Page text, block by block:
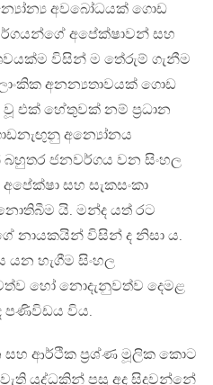
අවබෝධයක් ගොඩ
අපේක්ෂාවන් සහ
විසින් ම තේරුම් ගැනීම
අනන්‍යතාවයක් ගොඩ
එක් හේතුවක් නම් ප්‍රධාන
අන්‍යෝනය
ජනවර්ගය වන සිංහල
සහ සැකසංකා
යි. මන්ද යත් රට
නායකයින් විසින් ද නිසා ය.
යන හැගීම සිංහල
හෝ නොදැනුවත්ව දෙමළ
පණිවිඩය විය.
සහ ආර්ථික ප්‍රශ්ණ මූලික කොට
යුද්ධකින් පසු අද සිදුවන්නේ